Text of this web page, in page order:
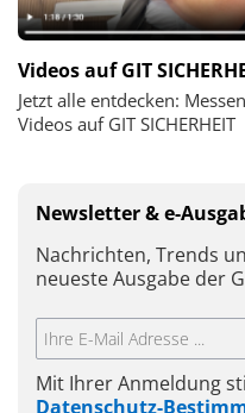
Videos auf GIT
Jetzt alle entdecken:
Videos auf GIT SICHERHEIT
Newsletter & e-
Nachrichten, Trends
neueste Ausgabe der
Mit Ihrer Anmeldung
Datenschutz-